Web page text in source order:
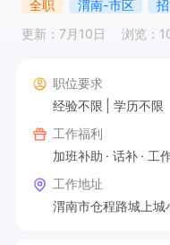
全职 渭南-市区
更新：7月10日
浏览：
职位要求
经验不限
学历不限
工作福利
加班补助
话补 工
工作地址
渭南市仓程路城上城